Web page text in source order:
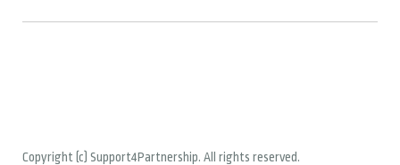
Copyright (c) Support4Partnership. All rights reserved.